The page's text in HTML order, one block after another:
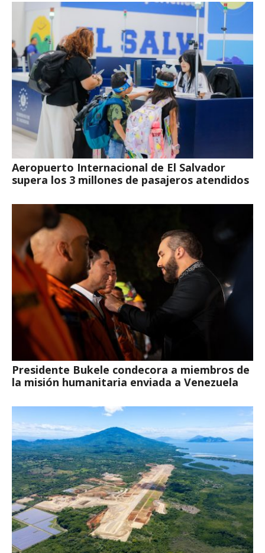
Aeropuerto Internacional de El Salvador
supera los 3 millones de pasajeros atendidos
Presidente Bukele condecora a miembros de
la misión humanitaria enviada a Venezuela